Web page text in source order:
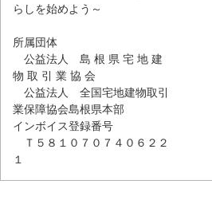
らしを始めよう～
所属団体
公益法人 島 根 県 宅 地 建
物 取 引 業 協 会
公益法人 全国宅地建物取引
業保障協会島根県本部
インボイス登録番号
Ｔ５８１０７０７４０６２２
１